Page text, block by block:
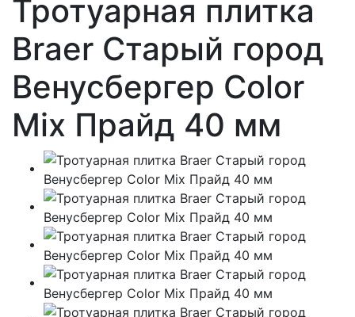
Тротуарная плитка
Braer Старый город
Венусбергер Color
Mix Прайд 40 мм